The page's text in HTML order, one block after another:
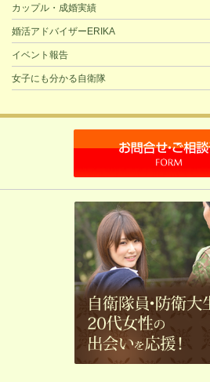
カップル・成婚実績
婚活アドバイザーERIKA
イベント報告
女子にも分かる自衛隊